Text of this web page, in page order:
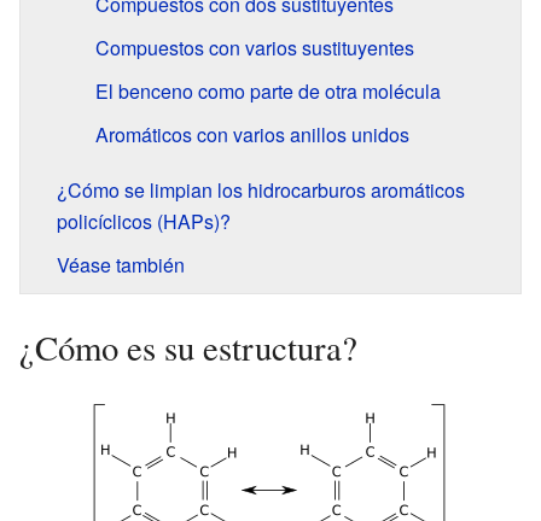
Compuestos con varios sustituyentes
El benceno como parte de otra molécula
Aromáticos con varios anillos unidos
¿Cómo se limpian los hidrocarburos aromáticos
policíclicos (HAPs)?
Véase también
¿Cómo es su estructura?